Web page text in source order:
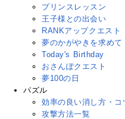
プリンスレッスン
王子様との出会い
RANKアップクエスト
夢のかがやきを求めて
Today's Birthday
おさんぽクエスト
夢100の日
パズル
効率の良い消し方・コ
攻撃方法一覧